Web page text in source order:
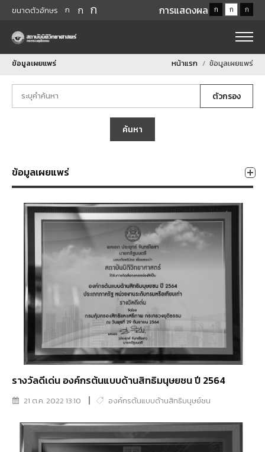
ขนาดตัวอักษร ก ก ก การแสดงผล ก ก ก
ข้อมูลเผยแพร่ หน้าแรก ข้อมูลเผยแพร่
ตัวกรอง
ค้นหา
ข้อมูลเผยแพร่
รางวัลดีเด่น องค์กรต้นแบบด้านสิทธิมนุษยชน ปี 2564
21 ต.ค. 2022 13:10 องค์กรต้นแบบด้านสิทธิมนุษย์ชน